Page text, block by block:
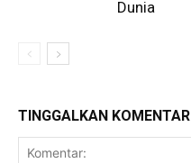
Dunia
TINGGALKAN KOMENTAR